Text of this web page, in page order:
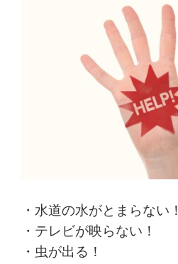
・水道の水がとまらない！
・テレビが映らない！
・虫が出る！